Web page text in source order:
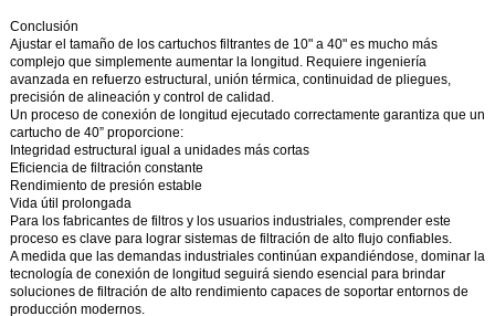
Conclusión
Ajustar el tamaño de los cartuchos filtrantes de 10" a 40" es mucho más
complejo que simplemente aumentar la longitud. Requiere ingeniería
avanzada en refuerzo estructural, unión térmica, continuidad de pliegues,
precisión de alineación y control de calidad.
Un proceso de conexión de longitud ejecutado correctamente garantiza que un
cartucho de 40” proporcione:
Integridad estructural igual a unidades más cortas
Eficiencia de filtración constante
Rendimiento de presión estable
Vida útil prolongada
Para los fabricantes de filtros y los usuarios industriales, comprender este
proceso es clave para lograr sistemas de filtración de alto flujo confiables.
A medida que las demandas industriales continúan expandiéndose, dominar la
tecnología de conexión de longitud seguirá siendo esencial para brindar
soluciones de filtración de alto rendimiento capaces de soportar entornos de
producción modernos.